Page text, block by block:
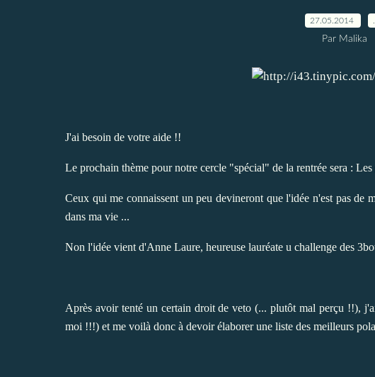
27.05.2014
Par Malika
J'ai besoin de votre aide !!
Le prochain thème pour notre cercle "spécial" de la rentrée sera :
Ceux qui me connaissent un peu devineront que l'idée n'est pas de
dans ma vie ...
Non l'idée vient d'Anne Laure, heureuse lauréate u challenge des
Après avoir tenté un certain droit de veto (... plutôt mal perçu !!),
moi !!!) et me voilà donc à devoir élaborer une liste des meilleurs